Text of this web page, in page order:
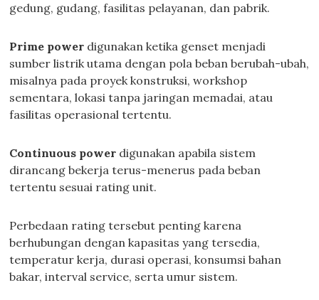
gedung, gudang, fasilitas pelayanan, dan pabrik.
Prime power digunakan ketika genset menjadi
sumber listrik utama dengan pola beban berubah-ubah,
misalnya pada proyek konstruksi, workshop
sementara, lokasi tanpa jaringan memadai, atau
fasilitas operasional tertentu.
Continuous power digunakan apabila sistem
dirancang bekerja terus-menerus pada beban
tertentu sesuai rating unit.
Perbedaan rating tersebut penting karena
berhubungan dengan kapasitas yang tersedia,
temperatur kerja, durasi operasi, konsumsi bahan
bakar, interval service, serta umur sistem.